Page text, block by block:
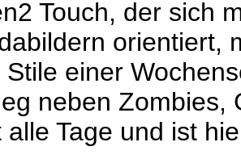
Touch, der sich
orientiert,
Stile einer
neben Zombies,
alle Tage und ist